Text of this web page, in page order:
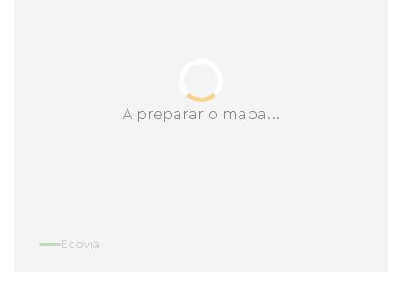
A preparar o mapa...
Ecovia